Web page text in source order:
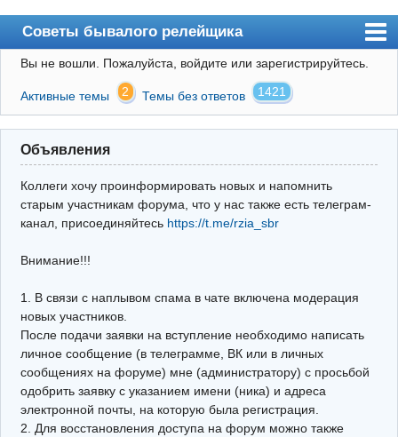
Советы бывалого релейщика
Форум
Правила
Поиск
Регистрация
Архив
Почта
Поиск релейщика
Видео РЗиА
Фотохостинг
Телеграм
Вы не вошли. Пожалуйста, войдите или зарегистрируйтесь.
Активные темы 2 Темы без ответов 1421
Объявления
Коллеги хочу проинформировать новых и напомнить
старым участникам форума, что у нас также есть телеграм-
канал, присоединяйтесь https://t.me/rzia_sbr
Внимание!!!
1. В связи с наплывом спама в чате включена модерация
новых участников.
После подачи заявки на вступление необходимо написать
личное сообщение (в телеграмме, ВК или в личных
сообщениях на форуме) мне (администратору) с просьбой
одобрить заявку с указанием имени (ника) и адреса
электронной почты, на которую была регистрация.
2. Для восстановления доступа на форум можно также